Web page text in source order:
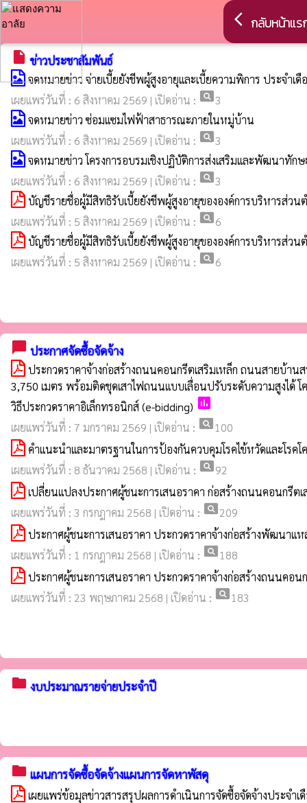
arrow_back_ios กลับหน้าแร
insert_drive_file ข่าวประชาสัมพันธ์
จดหมายข่าว จ่ายเบี้ยยังชีพผู้สูงอายุและเบี้ยความพิการ ประจำเ
เผยแพร่วันที่ : 6 สิงหาคม 2569 | เปิดอ่าน : pageview3
จดหมายข่าว ซ่อมแซมไฟฟ้าสาธารณะภายในหมู่บ้าน
เผยแพร่วันที่ : 6 สิงหาคม 2569 | เปิดอ่าน : pageview3
จดหมายข่าว โครงการอบรมเชิงปฏิบัติการส่งเสริมและพัฒนาทั
เผยแพร่วันที่ : 6 สิงหาคม 2569 | เปิดอ่าน : pageview3
บัญชีรายชื่อผู้มีสิทธิรับเบี้ยยังชีพผู้สูงอายุขององค์การบริหารส่ว
เผยแพร่วันที่ : 5 สิงหาคม 2569 | เปิดอ่าน : pageview6
บัญชีรายชื่อผู้มีสิทธิรับเบี้ยยังชีพผู้สูงอายุขององค์การบริหารส่ว
เผยแพร่วันที่ : 5 สิงหาคม 2569 | เปิดอ่าน : pageview6
chat_bubble ประกาศจัดซื้อจัดจ้าง
ประกวดราคาจ้างก่อสร้างถนนคอนกรีตเสริมเหล็ก ถนนสายบ้
3,750 เมตร พร้อมติดชุดเสาไฟถนนแบบเลื่อนปรับระดับความสูงได้
วิธีประกวดราคาอิเล็กทรอนิกส์ (e-bidding) poll
เผยแพร่วันที่ : 7 มกราคม 2569 | เปิดอ่าน : pageview100
คำแนะนำและมาตรฐานในการป้องกันควบคุมโรคไข้หวัดและโร
เผยแพร่วันที่ : 8 ธันวาคม 2568 | เปิดอ่าน : pageview92
เปลี่ยนแปลงประกาศผู้ชนะการเสนอราคา ก่อสร้างถนนคอนกรีต
เผยแพร่วันที่ : 3 กรกฎาคม 2568 | เปิดอ่าน : pageview209
ประกาศผู้ชนะการเสนอราคา ประกวดราคาจ้างก่อสร้างพัฒนาแ
เผยแพร่วันที่ : 1 กรกฎาคม 2568 | เปิดอ่าน : pageview188
ประกาศผู้ชนะการเสนอราคา ประกวดราคาจ้างก่อสร้างถนนค
เผยแพร่วันที่ : 23 พฤษภาคม 2568 | เปิดอ่าน : pageview183
folder งบประมาณรายจ่ายประจำปี
folder แผนการจัดซื้อจัดจ้างแผนการจัดหาพัสดุ
เผยแพร่ข้อมุลข่าวสารสรุปผลการดำเนินการจัดซื้อจัดจ้างประจำ